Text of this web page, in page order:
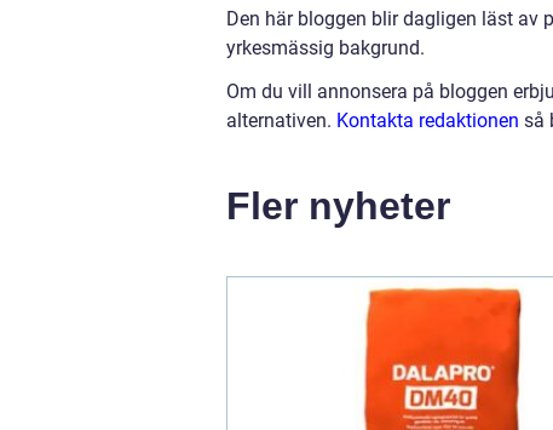
Den här bloggen blir dagligen läst av
yrkesmässig bakgrund.
Om du vill annonsera på bloggen
alternativen. Kontakta redaktionen så
Fler nyheter